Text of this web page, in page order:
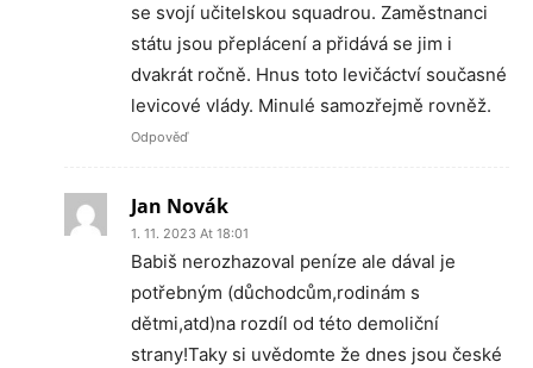
se svojí učitelskou squadrou. Zaměstnanci
státu jsou přeplácení a přidává se jim i
dvakrát ročně. Hnus toto levičáctví současné
levicové vlády. Minulé samozřejmě rovněž.
Odpověď
Jan Novák
1. 11. 2023 At 18:01
Babiš nerozhazoval peníze ale dával je
potřebným (důchodcům,rodinám s
dětmi,atd)na rozdíl od této demoliční
strany!Taky si uvědomte že dnes jsou české